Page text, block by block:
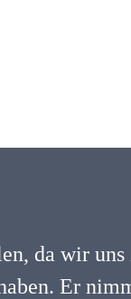
da wir uns
Er